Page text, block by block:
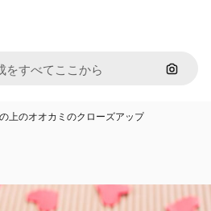
画像で
上のオオカミのクローズアップ